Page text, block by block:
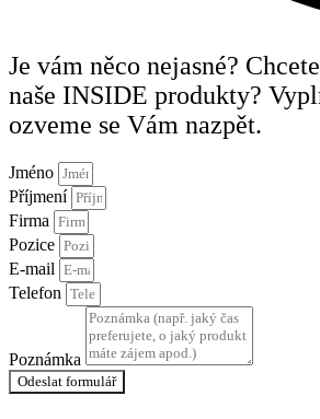
Je vám něco nejasné?
naše INSIDE produkty?
ozveme se Vám nazpět.
Jméno
Příjmení
Firma
Pozice
E-mail
Telefon
Poznámka
Odeslat formulář